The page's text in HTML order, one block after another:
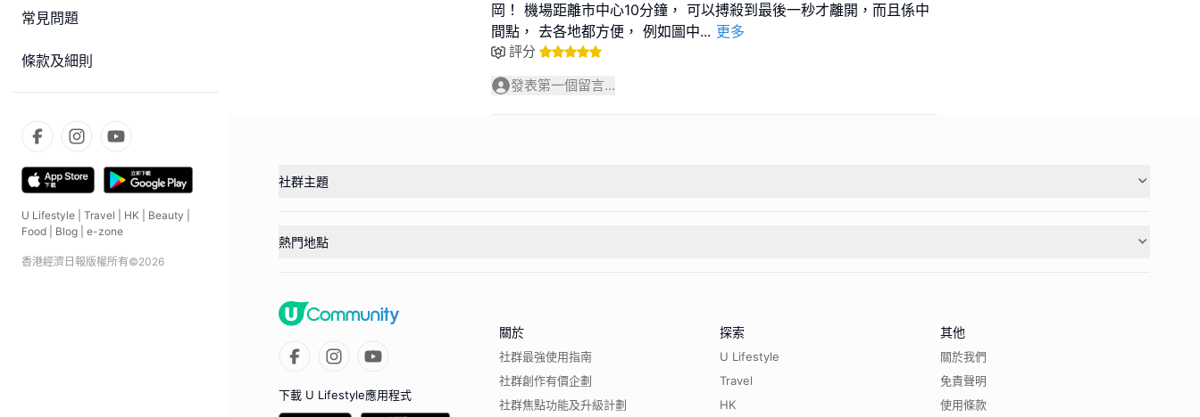
常見問題
條款及細則
U Lifestyle Travel HK Beauty
Food
Blog e-zone
香港經濟日報版權所有©2026
岡！ 機場距離市中心10分鐘， 可以搏殺到最後一秒才離開，而且係中
間點， 去各地都方便， 例如圖中... 更多
評分
發表第一個留言...
社群主題
熱門地點
下載 U Lifestyle應用程式
關於
社群最強使用指南
社群創作有價企劃
社群焦點功能及升級計劃
探索
U Lifestyle
Travel
HK
其他
關於我們
免責聲明
使用條款